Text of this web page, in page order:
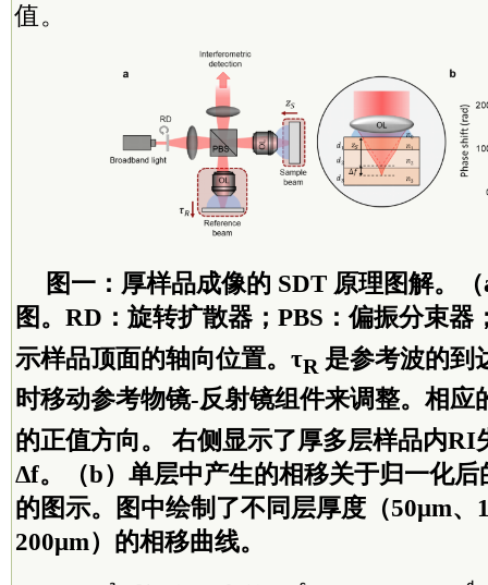
值。
图一：厚样品成像的 SDT 原理图解。
图。RD：旋转扩散器；PBS：偏振分束器
示样品顶面的轴向位置。τR 是参考波的到
时移动参考物镜-反射镜组件来调整。相应
的正值方向。 右侧显示了厚多层样品内RI
Δf。（b）单层中产生的相移关于归一化后
的图示。图中绘制了不同层厚度（50μm、
200μm）的相移曲线。